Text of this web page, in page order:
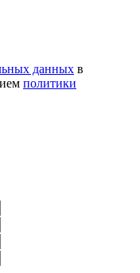
данных в
политики